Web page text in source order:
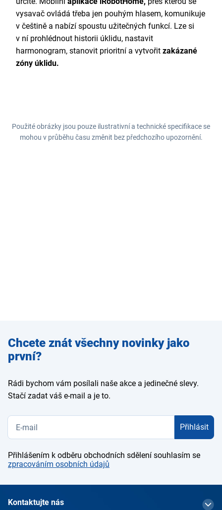
vysavač ovládá třeba jen pouhým hlasem, komunikuje
v češtině a nabízí spoustu užitečných funkcí. Lze si
v ní prohlédnout historii úklidu, nastavit
harmonogram, stanovit prioritní a vytvořit zakázané
zóny úklidu.
Použité obrázky jsou pouze ilustrativní a technické specifikace se
mohou v průběhu času změnit bez předchozího upozornění.
Zadejte
e-mail
Chcete znát všechny novinky jako
první?
Rádi bychom vám posílali naše akce a jedinečné slevy.
Stačí zadat váš e-mail a je to.
Přihlásit
Přihlášením k odběru obchodních sdělení souhlasím se
zpracováním osobních údajů
Kontaktujte nás